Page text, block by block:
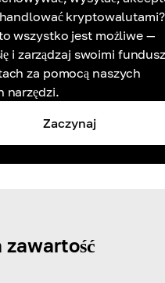
kryptowalutami?
wszystko jest możliwe —
i zarządzaj swoimi
za pomocą naszych
narzędzi.
Zaczynaj
zawartość